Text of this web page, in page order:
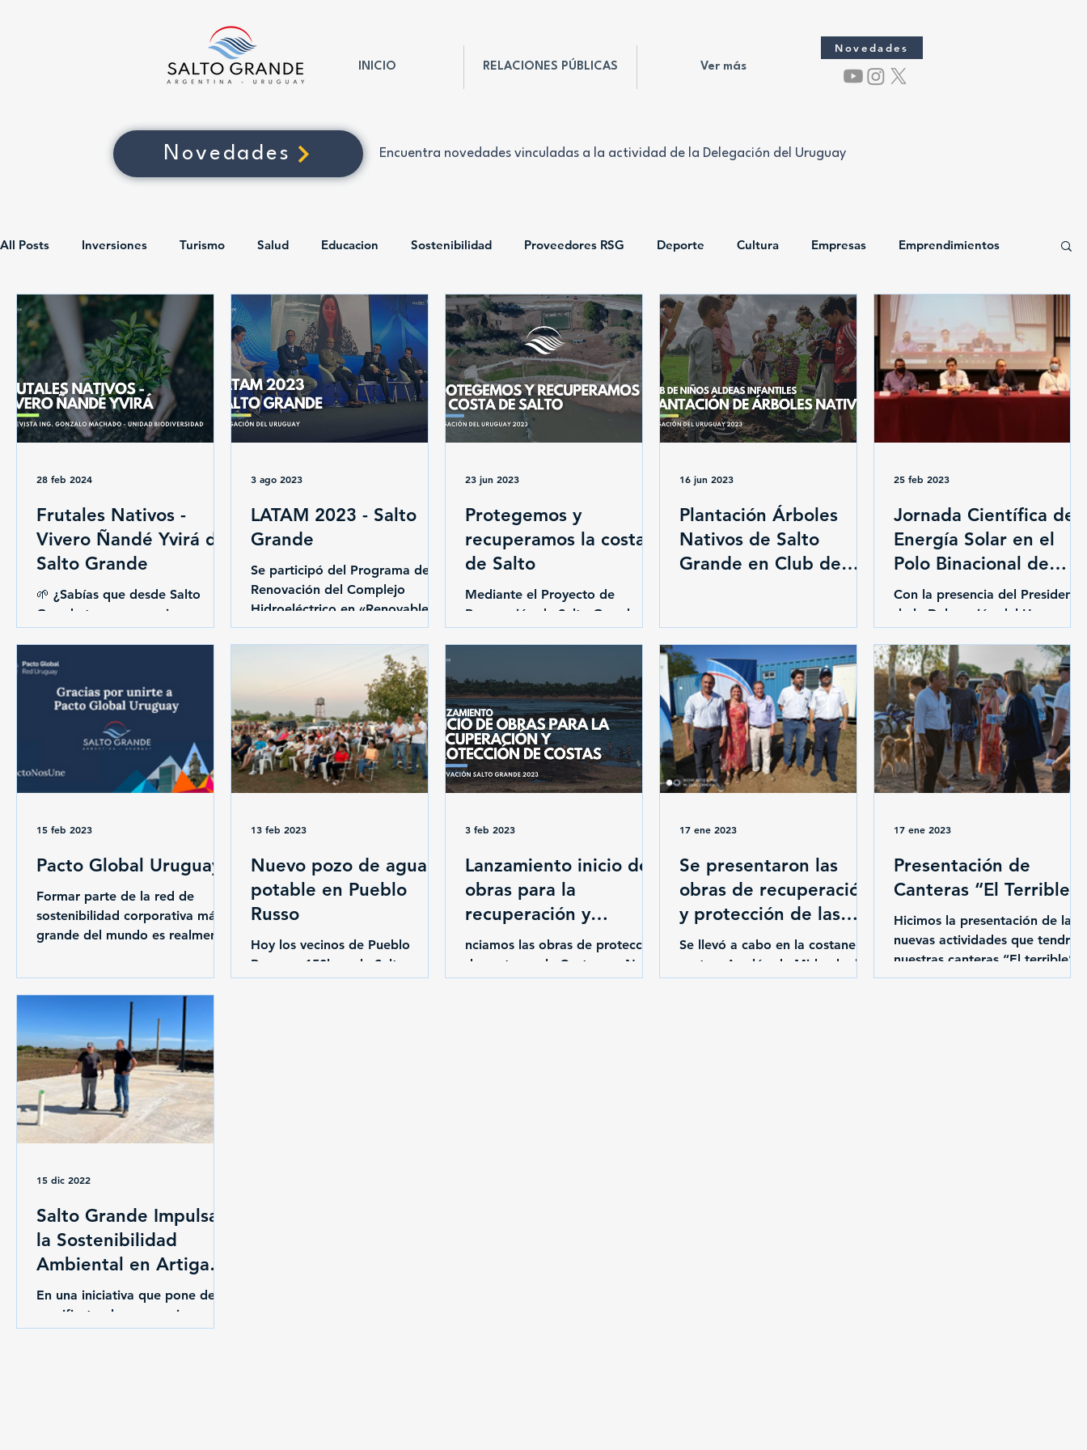
INICIO RELACIONES PÚBLICAS Ver más
Novedades
Novedades Encuentra novedades vinculadas a la actividad de la Delegación del Uruguay
All Posts Inversiones Turismo Salud Educacion Sostenibilidad Proveedores RSG Deporte Cultura Empresas Emprendimientos
Fundacion SG Polo Binacional SG Centro PYME Espacio Puerto Infraestructura RRPP Delegación
Frutales Nativos -
Vivero Ñandé Yvirá de
Salto Grande
🌱 ¿Sabías que desde Salto
Grande tenemos un vivero
llamado Ñandé Yvirá? Que
Guaraní. El vivero se
encuentra...
28 feb 2024
LATAM 2023 - Salto
Grande
Se participó del Programa de
Renovación del Complejo
Hidroeléctrico en «Renovables
2.0» & III Congreso WEC (World
Energy Council)...
3 ago 2023
Protegemos y
recuperamos la costa
de Salto
Mediante el Proyecto de
Renovación de Salto Grande,
comenzamos a recuperar la
invirtiendo 1 millón de dólares...
23 jun 2023
Plantación Árboles
Nativos de Salto
Grande en Club de
16 jun 2023
Jornada Científica de
Energía Solar en el
Polo Binacional de
Salto Grande
Con la presencia del Presidente
de la Delegación del Uruguay
ante la CTM de Salto Grande,
Dr. Carlos Albisu se realizó la
apertura de...
25 feb 2023
Pacto Global Uruguay
Formar parte de la red de
sostenibilidad corporativa más
grande del mundo es realmente
gran...
15 feb 2023
Nuevo pozo de agua
potable en Pueblo
Russo
Hoy los vecinos de Pueblo
Russo, a 150kms de Salto en el
Municipio de Colonia Lavalleja
13 feb 2023
Lanzamiento inicio de
obras para la
recuperación y
protección de obras
nciamos las obras de protección
de costas en la Costanera Norte
de Salto, Uruguay, en el marco
3 feb 2023
Se presentaron las
obras de recuperación
y protección de las
costas del Río Uruguay
Se llevó a cabo en la costanera
norte y Apolón de Mirbeck el
lanzamiento de obras para la
17 ene 2023
Presentación de
Canteras “El Terrible”
Hicimos la presentación de las
nuevas actividades que tendrán
nuestras canteras “El terrible”
para todos los Salteños y
17 ene 2023
Salto Grande Impulsa
la Sostenibilidad
Ambiental en Artigas
con Financiación para
Nuevo Vertedero
En una iniciativa que pone de
manifiesto el compromiso con
el medio ambiente y el
15 dic 2022